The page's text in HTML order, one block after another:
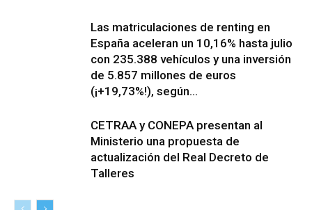
Las matriculaciones de renting en
España aceleran un 10,16% hasta julio
con 235.388 vehículos y una inversión
de 5.857 millones de euros
(¡+19,73%!), según...
CETRAA y CONEPA presentan al
Ministerio una propuesta de
actualización del Real Decreto de
Talleres